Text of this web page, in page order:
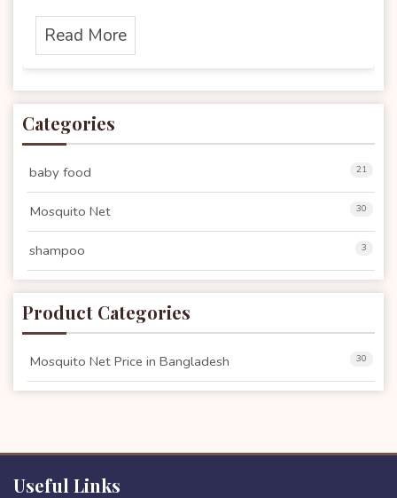
Read More
Categories
baby food 21
Mosquito Net 30
shampoo 3
Product Categories
Mosquito Net Price in Bangladesh 30
Useful Links